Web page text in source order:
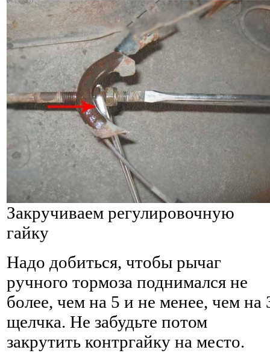
Закручиваем регулировочную
гайку
Надо добиться, чтобы рычаг
ручного тормоза поднимался не
более, чем на 5 и не менее, чем на
щелчка. Не забудьте потом
закрутить контргайку на место.